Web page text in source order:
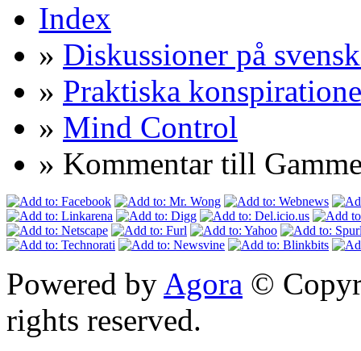
Index
» Diskussioner på
» Praktiska
» Mind Control
» Kommentar till
Powered by Agora ©
rights reserved.